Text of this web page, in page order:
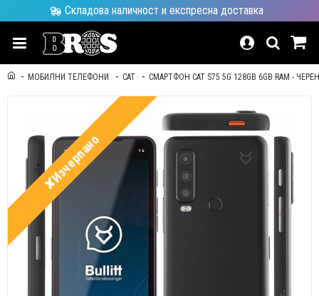
Складова наличност и експресна доставка
МОБИЛНИ ТЕЛЕФОНИ CAT СМАРТФОН CAT S75 5G 128GB 6GB RAM - ЧЕРЕН
✘Изчерпано